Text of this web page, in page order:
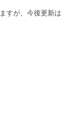
patients at prefecture
産数｜COVID-19
Niigata
すが、今後更新は